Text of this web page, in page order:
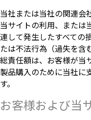
当社または当社の関連会
当サイトの利用、または
連して発生したすべての
たは不法行為（過失を含
総責任額は、お客様が当
製品購入のために当社に
す。
お客様および当